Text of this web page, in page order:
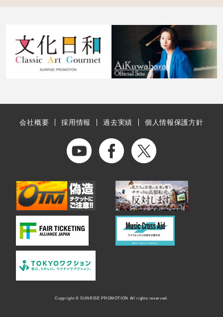
会社概要 採用情報 過去実績 個人情報保護方針
Copyright © SUNRISE PROMOTION All rights reserved.